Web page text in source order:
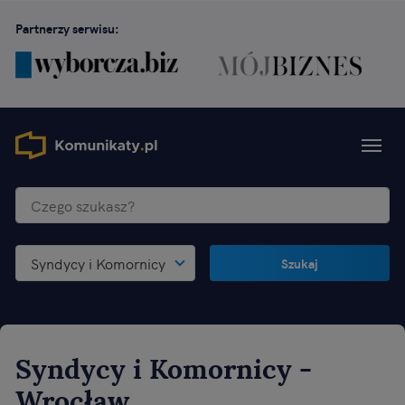
Partnerzy serwisu:
Syndycy i Komornicy Szukaj
Syndycy i Komornicy -